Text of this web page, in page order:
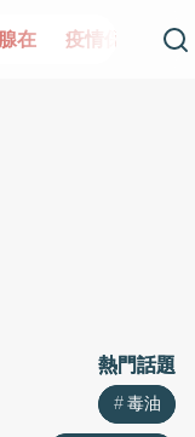
再生醫學 愛的
熱門話題
毒油
熱門話題
毒油